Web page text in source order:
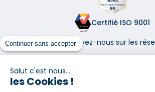
Continuer sans accepter
Salut c'est nous...
les Cookies !
Certifié ISO 9001
Retrouvez-nous sur les